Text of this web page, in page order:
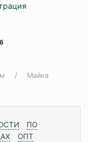
Майка
ПО
ОПТ